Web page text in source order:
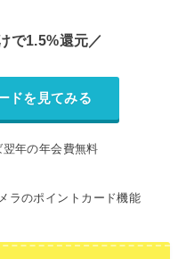
で1.5%還元／
ドを見てみる
年の年会費無料
ラのポイントカード機能